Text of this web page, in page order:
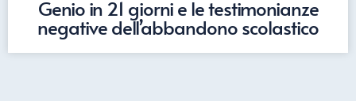
Genio in 21 giorni e le testimonianze
negative dell’abbandono scolastico